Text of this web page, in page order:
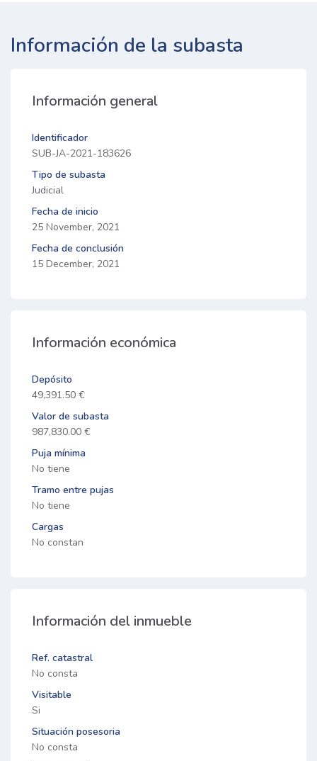
Información de la subasta
Información general
Identificador
SUB-JA-2021-183626
Tipo de subasta
Judicial
Fecha de inicio
25 November, 2021
Fecha de conclusión
15 December, 2021
Información económica
Depósito
49,391.50 €
Valor de subasta
987,830.00 €
Puja mínima
No tiene
Tramo entre pujas
No tiene
Cargas
No constan
Información del inmueble
Ref. catastral
No consta
Visitable
Si
Situación posesoria
No consta